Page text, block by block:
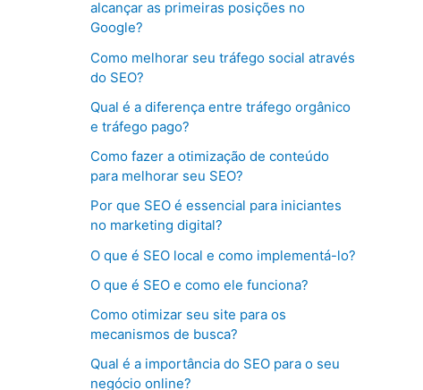
alcançar as primeiras posições no
Google?
Como melhorar seu tráfego social através
do SEO?
Qual é a diferença entre tráfego orgânico
e tráfego pago?
Como fazer a otimização de conteúdo
para melhorar seu SEO?
Por que SEO é essencial para iniciantes
no marketing digital?
O que é SEO local e como implementá-lo?
O que é SEO e como ele funciona?
Como otimizar seu site para os
mecanismos de busca?
Qual é a importância do SEO para o seu
negócio online?